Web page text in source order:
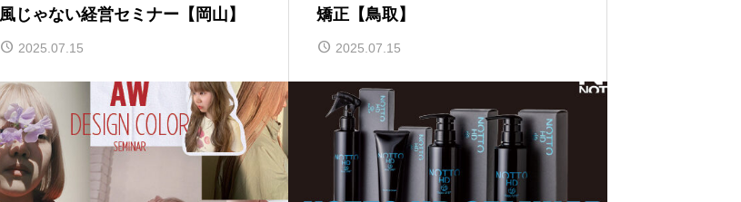
風じゃない経営セミナー【岡山】
2025.07.15
矯正【鳥取】
2025.07.15